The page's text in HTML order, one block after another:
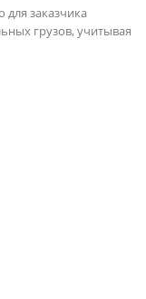
заказчика
грузов, учитывая